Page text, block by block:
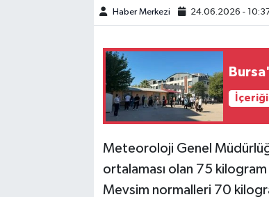
Haber Merkezi 24.06.2026 -
Meteoroloji Genel
ortalaması olan 75
Mevsim normalleri 70